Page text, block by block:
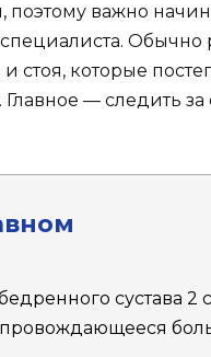
поэтому важно
стоя, которые
— следить
сустава